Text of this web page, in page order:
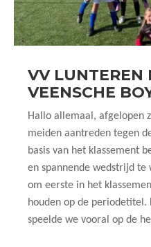
VV LUNTEREN
VEENSCHE
Hallo allemaal, afgelopen
meiden aantreden tegen
basis van het klassement
en spannende wedstrijd te
om eerste in het
houden op de
speelde we vooral op de